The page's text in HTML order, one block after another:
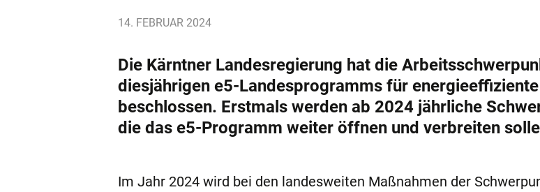
14. FEBRUAR 2024
Die Kärntner Landesregierung hat die
diesjährigen e5-Landesprogramms für
beschlossen. Erstmals werden ab 2024 jährliche
die das e5-Programm weiter öffnen und verbreiten
Im Jahr 2024 wird bei den landesweiten Maßnahmen der